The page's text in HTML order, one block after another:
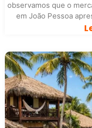
observamos que o
em João Pessoa